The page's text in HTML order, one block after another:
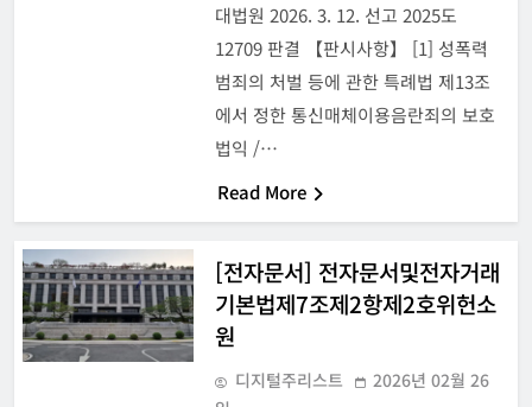
대법원 2026. 3. 12. 선고 2025도
12709 판결 【판시사항】 [1] 성폭력
범죄의 처벌 등에 관한 특례법 제13조
에서 정한 통신매체이용음란죄의 보호
법익 /…
Read More
[전자문서] 전자문서및전자거래
기본법제7조제2항제2호위헌소
원
디지털주리스트
2026년 02월 26